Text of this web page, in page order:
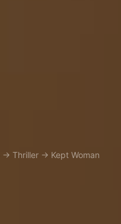
→ Thriller → Kept Woman